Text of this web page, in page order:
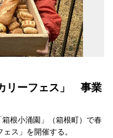
リーフェス」 事業
根小涌園」（箱根町）で春
ス」を開催する。